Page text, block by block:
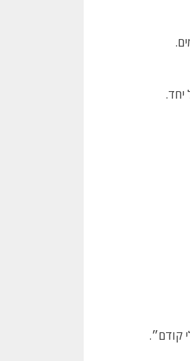
קודם״.